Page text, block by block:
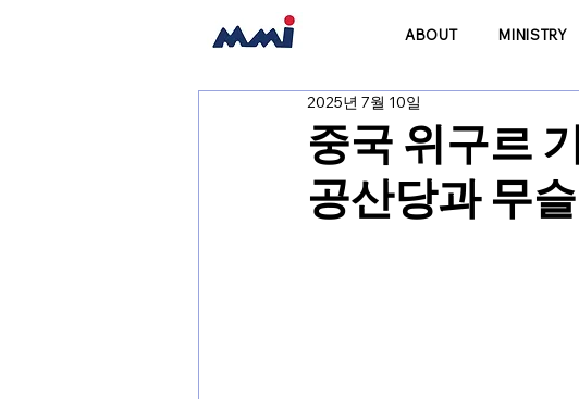
ABOUT MINISTRY
중국 위구르
공산당과 무
2025년 7월 10일